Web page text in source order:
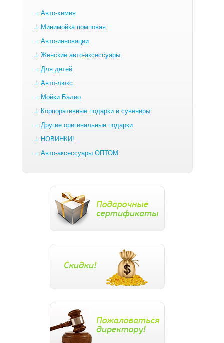
Авто-химия
Минимойка помповая
Авто-инновации
Женские авто-аксессуары
Для детей
Авто-люкс
Мойки Балио
Корпоративные подарки и сувениры
Другие оригинальные подарки
НОВИНКИ!
Авто-аксессуары ОПТОМ